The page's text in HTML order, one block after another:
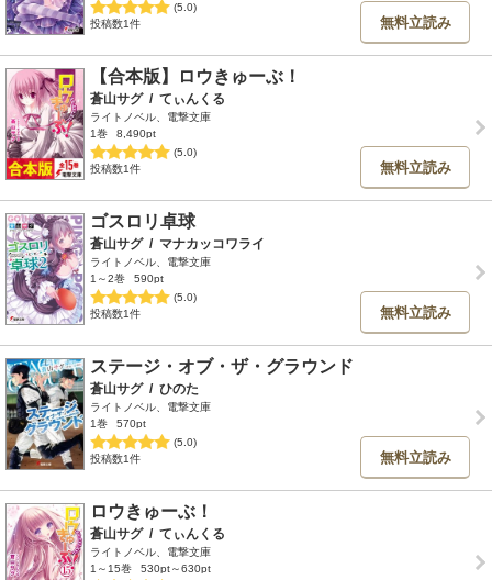
(5.0)
投稿数1件
無料立読み
【合本版】ロウきゅーぶ！
蒼山サグ / てぃんくる
ライトノベル、電撃文庫
1巻
8,490pt
(5.0)
投稿数1件
無料立読み
ゴスロリ卓球
蒼山サグ / マナカッコワライ
ライトノベル、電撃文庫
1～2巻
590pt
(5.0)
投稿数1件
無料立読み
ステージ・オブ・ザ・グラウンド
蒼山サグ / ひのた
ライトノベル、電撃文庫
1巻
570pt
(5.0)
投稿数1件
無料立読み
ロウきゅーぶ！
蒼山サグ / てぃんくる
ライトノベル、電撃文庫
1～15巻
530pt～630pt